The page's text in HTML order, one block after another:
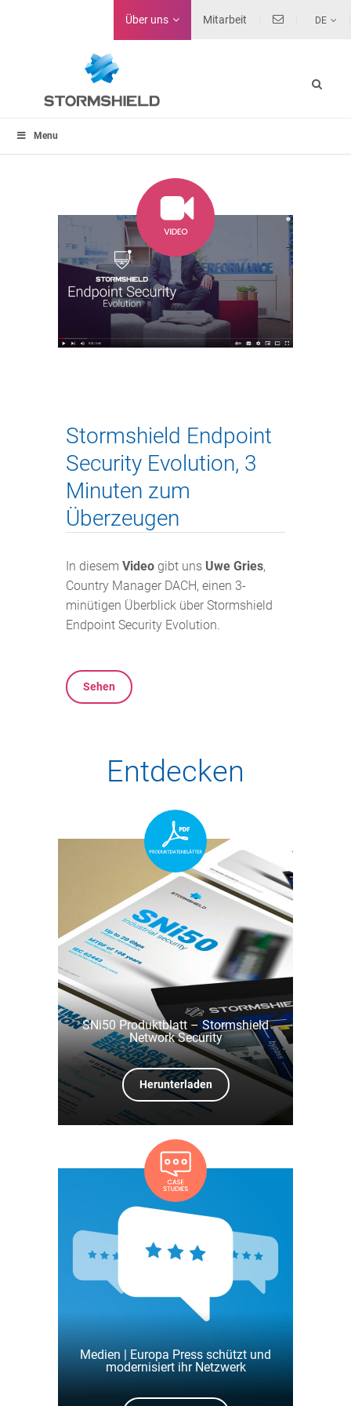
Über uns Mitarbeit DE
Menu
Stormshield Endpoint
Security Evolution, 3
Minuten zum
Überzeugen
In diesem Video gibt uns Uwe Gries,
Country Manager DACH, einen 3-
minütigen Überblick über Stormshield
Endpoint Security Evolution.
Sehen
Entdecken
SNi50 Produktblatt – Stormshield
Network Security
Herunterladen
Medien | Europa Press schützt und
modernisiert ihr Netzwerk